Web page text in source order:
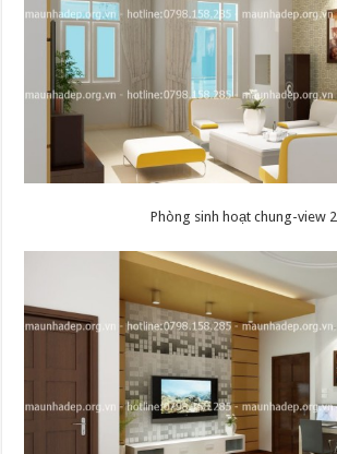
Phòng sinh hoạt chung-view 2